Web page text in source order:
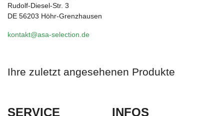
Rudolf-Diesel-Str. 3
DE 56203 Höhr-Grenzhausen
kontakt@asa-selection.de
Ihre zuletzt angesehenen Produkte
SERVICE INFOS